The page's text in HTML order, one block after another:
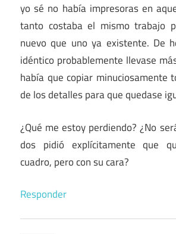
yo sé no había impresoras en
tanto costaba el mismo trabajo
nuevo que uno ya existente. De
idéntico probablemente llevase
había que copiar minuciosamente
de los detalles para que quedase
¿Qué me estoy perdiendo? ¿No
dos pidió explícitamente que
cuadro, pero con su cara?
Responder